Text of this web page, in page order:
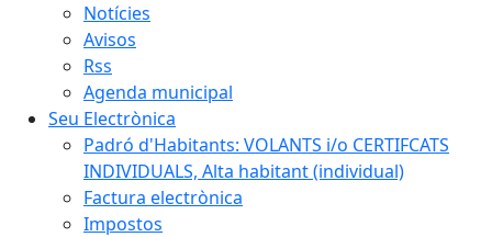
Notícies
Avisos
Rss
Agenda municipal
Seu Electrònica
Padró d'Habitants: VOLANTS i/o CERTIFCATS
INDIVIDUALS, Alta habitant (individual)
Factura electrònica
Impostos